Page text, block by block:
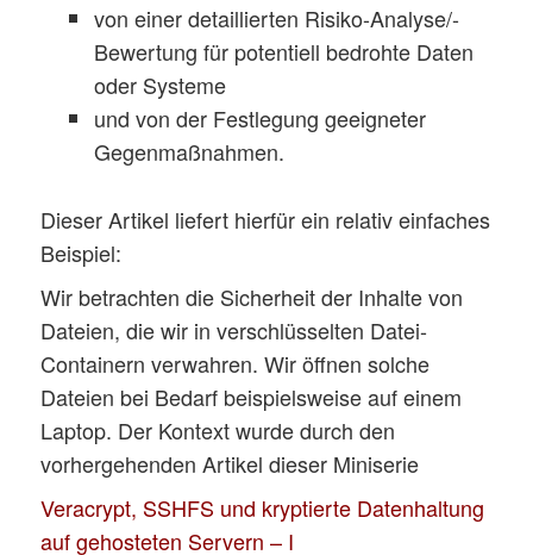
von einer detaillierten Risiko-Analyse/-
Bewertung für potentiell bedrohte Daten
oder Systeme
und von der Festlegung geeigneter
Gegenmaßnahmen.
Dieser Artikel liefert hierfür ein relativ einfaches
Beispiel:
Wir betrachten die Sicherheit der Inhalte von
Dateien, die wir in verschlüsselten Datei-
Containern verwahren. Wir öffnen solche
Dateien bei Bedarf beispielsweise auf einem
Laptop. Der Kontext wurde durch den
vorhergehenden Artikel dieser Miniserie
Veracrypt, SSHFS und kryptierte Datenhaltung
auf gehosteten Servern – I